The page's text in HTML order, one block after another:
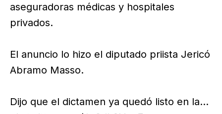
aseguradoras médicas y hospitales
privados.
El anuncio lo hizo el diputado priista Jericó
Abramo Masso.
Dijo que el dictamen ya quedó listo en la…